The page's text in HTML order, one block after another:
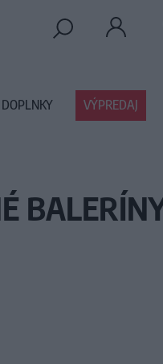
DOPLNKY VÝPREDAJ